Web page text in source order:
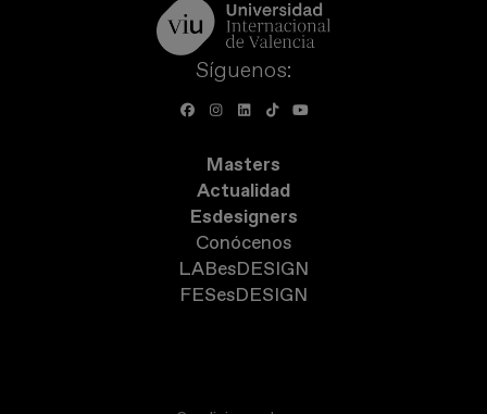
Síguenos:
Masters
Actualidad
Esdesigners
Conócenos
LABesDESIGN
FESesDESIGN